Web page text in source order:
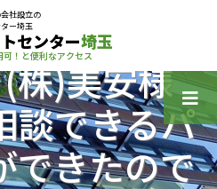
社設立の
ー埼玉
センター埼玉
！と便利なアクセス
)美安様
談できるパ
できたので